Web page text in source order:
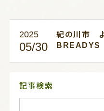
2025
05/30
紀の川市
BREADYS
サ
記事検索